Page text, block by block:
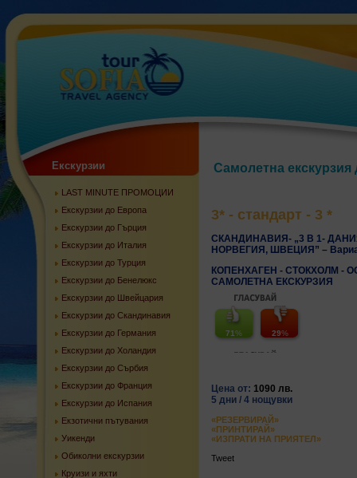
Екскурзии
LAST MINUTE ПРОМОЦИИ
Екскурзии до Европа
Екскурзии до Гърция
Екскурзии до Италия
Екскурзии до Турция
Екскурзии до Бенелюкс
Екскурзии до Швейцария
Екскурзии до Скандинавия
Екскурзии до Германия
Екскурзии до Холандия
Екскурзии до Сърбия
Екскурзии до Франция
Екскурзии до Испания
Екзотични пътувания
Уикенди
Обиколни екскурзии
Круизи и яхти
Самолетна
3* - стандарт - 3 *
СКАНДИНАВИЯ- „3 В 1-
НОРВЕГИЯ, ШВЕЦИЯ” –
КОПЕНХАГЕН - СТОКХОЛМ -
САМОЛЕТНА ЕКСКУРЗИЯ
71% 29%
Цена от: 1090 лв.
5 дни / 4 нощувки
«РЕЗЕРВИРАЙ»
«ПРИНТИРАЙ»
«ИЗПРАТИ НА ПРИЯТЕЛ»
Tweet